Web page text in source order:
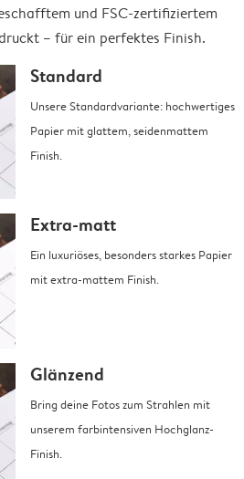
und FSC-zertifiziertem
– für ein perfektes Finish.
Standard
Unsere Standardvariante: hochwertiges
Papier mit glattem, seidenmattem
Finish.
Extra-matt
Ein luxuriöses, besonders starkes Papier
mit extra-mattem Finish.
Glänzend
Bring deine Fotos zum Strahlen mit
unserem farbintensiven Hochglanz-
Finish.